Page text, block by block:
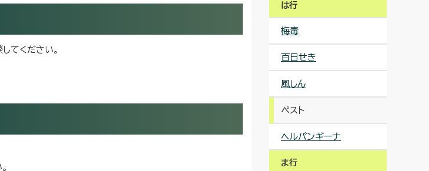
てください。
は行
梅毒
百日せき
風しん
ペスト
ヘルパンギーナ
ま行